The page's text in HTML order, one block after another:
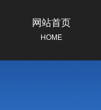
网站首页
HOME